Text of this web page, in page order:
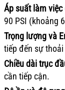
Áp suất làm việc
90 PSI (khoảng
Trọng lượng và
tiếp đến sự
Chiều dài trục
cần tiếp cận.